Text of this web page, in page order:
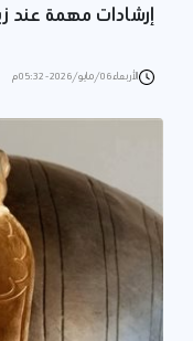
إرشادات مهمة عند
الأربعاء 06/مايو/2026 - 05:32 م